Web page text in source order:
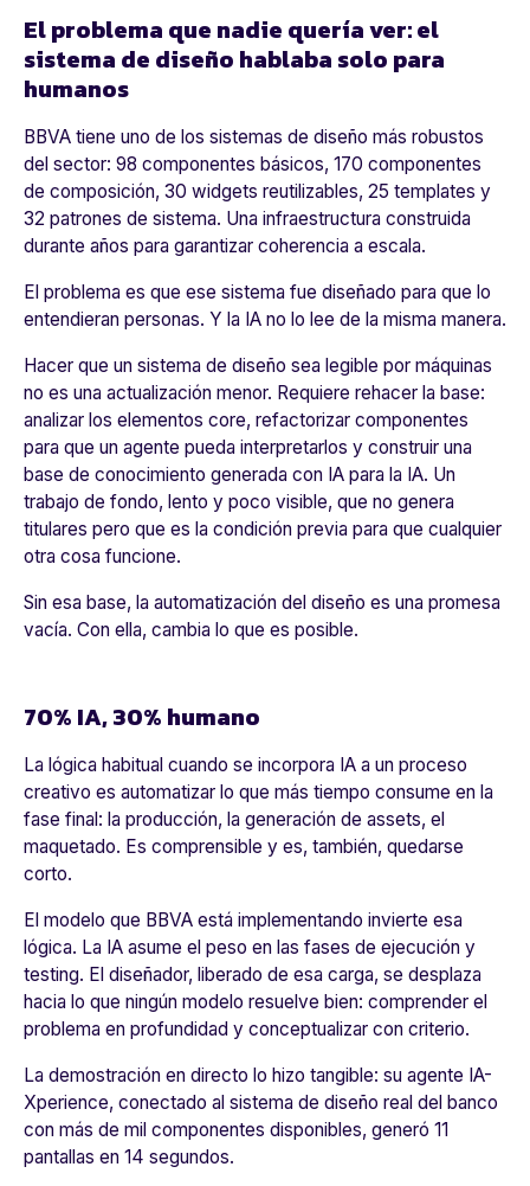
El problema que nadie quería ver: el
sistema de diseño hablaba solo para
humanos
BBVA tiene uno de los sistemas de diseño más robustos
del sector: 98 componentes básicos, 170 componentes
de composición, 30 widgets reutilizables, 25 templates y
32 patrones de sistema. Una infraestructura construida
durante años para garantizar coherencia a escala.
El problema es que ese sistema fue diseñado para que lo
entendieran personas. Y la IA no lo lee de la misma manera.
Hacer que un sistema de diseño sea legible por máquinas
no es una actualización menor. Requiere rehacer la base:
analizar los elementos core, refactorizar componentes
para que un agente pueda interpretarlos y construir una
base de conocimiento generada con IA para la IA. Un
trabajo de fondo, lento y poco visible, que no genera
titulares pero que es la condición previa para que cualquier
otra cosa funcione.
Sin esa base, la automatización del diseño es una promesa
vacía. Con ella, cambia lo que es posible.
70% IA, 30% humano
La lógica habitual cuando se incorpora IA a un proceso
creativo es automatizar lo que más tiempo consume en la
fase final: la producción, la generación de assets, el
maquetado. Es comprensible y es, también, quedarse
corto.
El modelo que BBVA está implementando invierte esa
lógica. La IA asume el peso en las fases de ejecución y
testing. El diseñador, liberado de esa carga, se desplaza
hacia lo que ningún modelo resuelve bien: comprender el
problema en profundidad y conceptualizar con criterio.
La demostración en directo lo hizo tangible: su agente IA-
Xperience, conectado al sistema de diseño real del banco
con más de mil componentes disponibles, generó 11
pantallas en 14 segundos.